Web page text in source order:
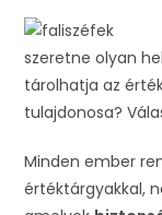
szeretne olyan
tárolhatja az
tulajdonosa?
Minden ember
értéktárgyakkal,